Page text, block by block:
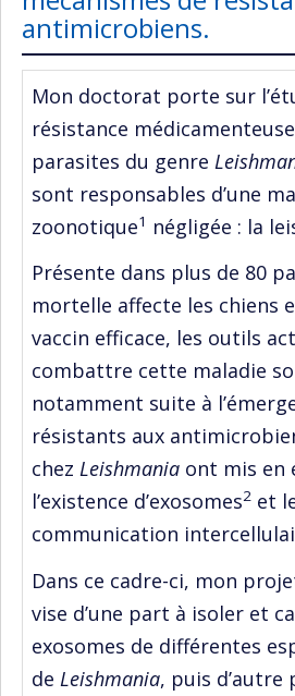
antimicrobiens.
Mon doctorat porte sur
résistance
parasites du genre
sont responsables d’une
zoonotique1 négligée : la
Présente dans plus de 80
mortelle affecte les chiens
vaccin efficace, les outils
combattre cette maladie
notamment suite à
résistants aux
chez Leishmania ont mis en
l’existence d’exosomes2 et
communication
Dans ce cadre-ci, mon
vise d’une part à isoler et
exosomes de différentes
de Leishmania, puis